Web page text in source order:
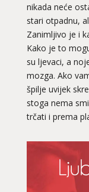
nikada neće
stari otpadnu,
Zanimljivo je i
Kako je to
su ljevaci, a
mozga. Ako
špilje uvijek
stoga nema
trčati i prema